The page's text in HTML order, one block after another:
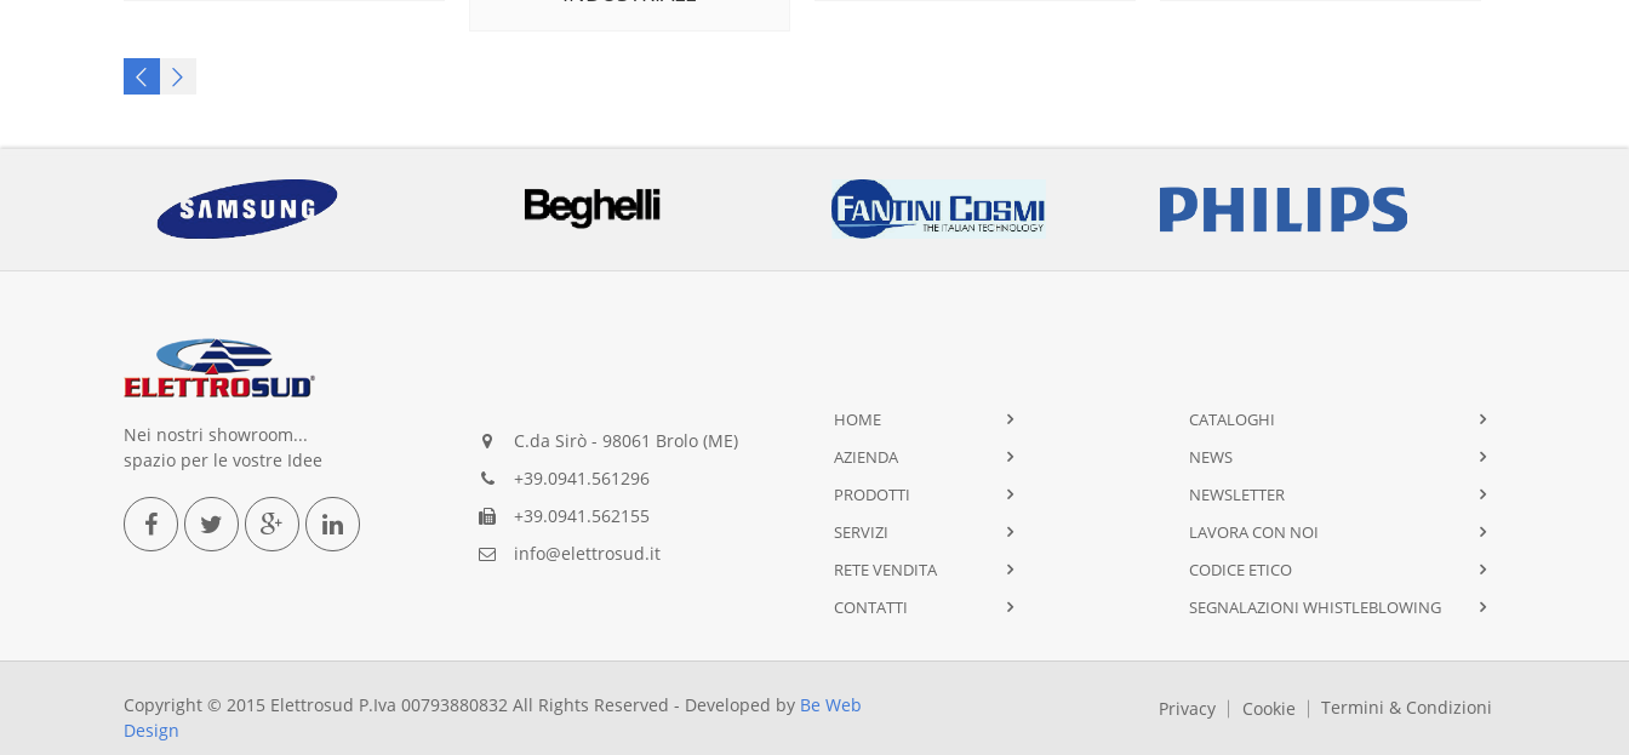
Nei nostri showroom...
spazio per le vostre Idee
C.da Sirò - 98061 Brolo (ME)
+39.0941.561296
+39.0941.562155
info@elettrosud.it
HOME
AZIENDA
PRODOTTI
SERVIZI
RETE VENDITA
CONTATTI
CATALOGHI
NEWS
NEWSLETTER
LAVORA CON NOI
CODICE ETICO
SEGNALAZIONI WHISTLEBLOWING
Copyright © 2015 Elettrosud P.Iva 00793880832 All Rights Reserved - Developed by Be Web
Design
Privacy Cookie Termini & Condizioni